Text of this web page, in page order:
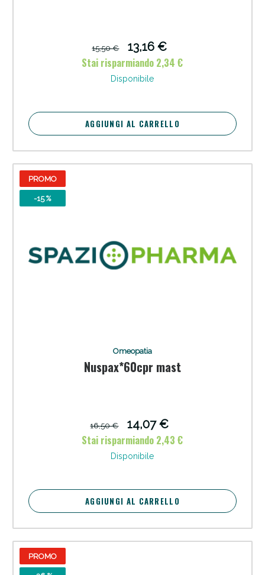
15,50 €
13,16 €
Stai risparmiando 2,34 €
Disponibile
AGGIUNGI AL CARRELLO
PROMO
-15 %
Omeopatia
Nuspax*60cpr mast
16,50 €
14,07 €
Stai risparmiando 2,43 €
Disponibile
AGGIUNGI AL CARRELLO
PROMO